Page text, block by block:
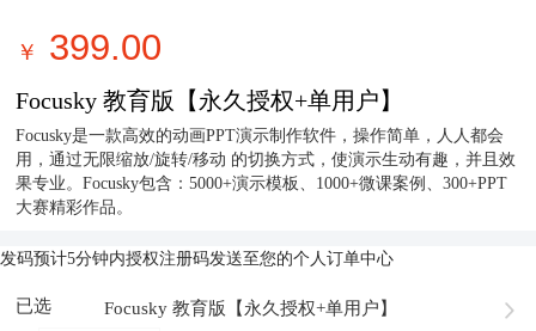
￥ 399.00
Focusky 教育版【永久授权+单用户】
Focusky是一款高效的动画PPT演示制作软件，操作简单，人人都会
用，通过无限缩放/旋转/移动 的切换方式，使演示生动有趣，并且效
果专业。Focusky包含：5000+演示模板、1000+微课案例、300+PPT
大赛精彩作品。
发码预计5分钟内授权注册码发送至您的个人订单中心
已选 Focusky 教育版【永久授权+单用户】